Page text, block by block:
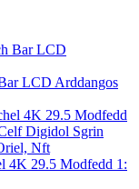
LCD Arddangos
4K 29.5 Modfedd 1: